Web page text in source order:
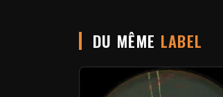
DU MÊME LABEL